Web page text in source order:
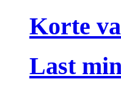
Korte
Last